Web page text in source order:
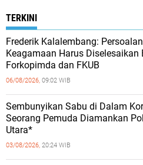
TERKINI
Frederik Kalalembang: Persoalan
Keagamaan Harus Diselesaikan
Forkopimda dan FKUB
06/08/2026, 09:02 WIB
Sembunyikan Sabu di Dalam
Seorang Pemuda Diamankan
Utara*
03/08/2026, 20:24 WIB